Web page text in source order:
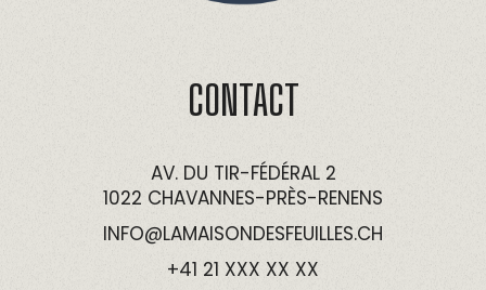
CONTACT
AV. DU TIR-FÉDÉRAL 2
1022 CHAVANNES-PRÈS-RENENS
INFO@LAMAISONDESFEUILLES.CH
+41 21 XXX XX XX